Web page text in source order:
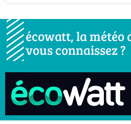
écowatt, la météo
vous connaissez ?